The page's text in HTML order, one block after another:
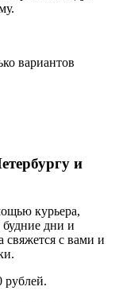
вариантов
и
курьера,
будние дни и
свяжется с вами и
рублей.